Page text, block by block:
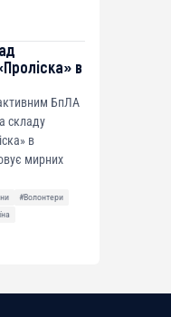
в
БпЛА
складу
в
мирних
#Волонтери